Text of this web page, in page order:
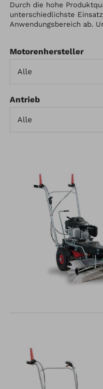
Durch die hohe
unterschiedlichste
Anwendungsbereich ab.
Motorenhersteller
Antrieb